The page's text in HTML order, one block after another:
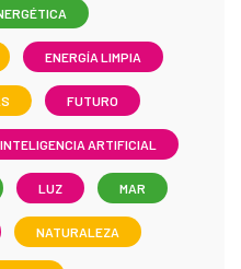
ENERGÍA LIMPIA
FUTURO
INTELIGENCIA ARTIFICIAL
LUZ MAR
NATURALEZA